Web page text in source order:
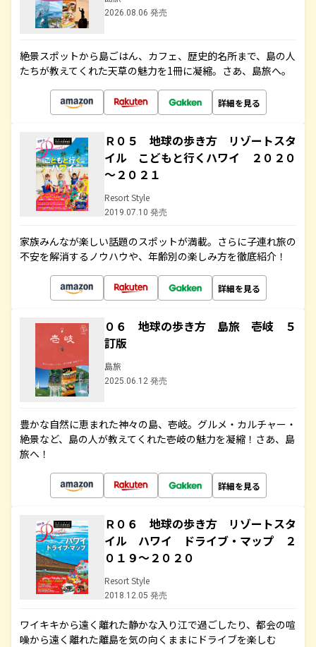
2026.08.06 発売
絶景スポットから島ごはん、カフェ、歴史的名所まで、島の人
たちが教えてくれた天草の魅力を1冊に凝縮。さあ、島旅へ。
詳細を見る
Ｒ０５ 地球の歩き方 リゾートスタ
イル こどもと行くハワイ ２０２０
～２０２１
Resort Style
2019.07.10 発売
家族みんなが楽しい話題のスポットが満載。さらに子連れ旅の
不安を解消するノウハウや、年齢別の楽しみ方を徹底紹介！
詳細を見る
０６ 地球の歩き方 島旅 壱岐 ５
訂版
島旅
2025.06.12 発売
豊かな自然に恵まれた神々の島、壱岐。グルメ・カルチャー・
絶景など、島の人が教えてくれた壱岐の魅力を凝縮！さあ、島
旅へ！
詳細を見る
Ｒ０６ 地球の歩き方 リゾートスタ
イル ハワイ ドライブ・マップ ２
０１９～２０２０
Resort Style
2018.12.05 発売
ワイキキから遠く離れた静かな入り江で過ごしたり、都会の喧
噪から遠く離れた離島を気の向くままにドライブを楽しむ